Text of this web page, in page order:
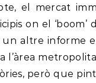
el mercat
on el
altre informe
l’àrea
però que